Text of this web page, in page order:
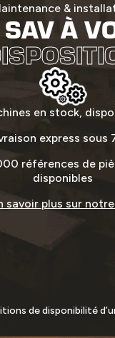
&
À
en stock,
express sous
références de
disponibles
savoir plus sur
de disponibilité